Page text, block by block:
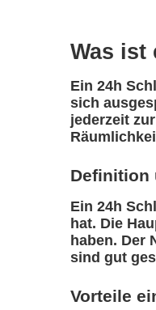
Was ist
Ein 24h
sich
jederzeit
Definition
Ein 24h
hat. Die
haben. Der
sind gut
Vorteile